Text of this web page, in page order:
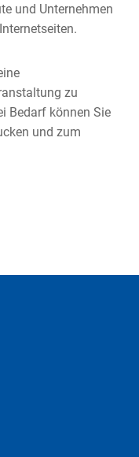
und Unternehmen
zu
Bedarf können Sie
und zum